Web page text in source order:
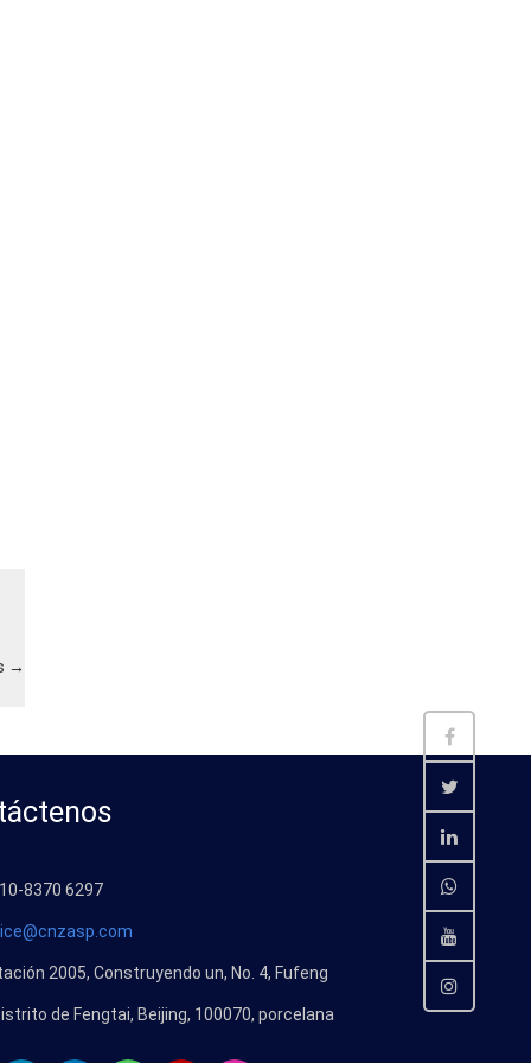
→
8370 6297
2005, Construyendo un, No. 4, Fufeng
de Fengtai, Beijing, 100070, porcelana